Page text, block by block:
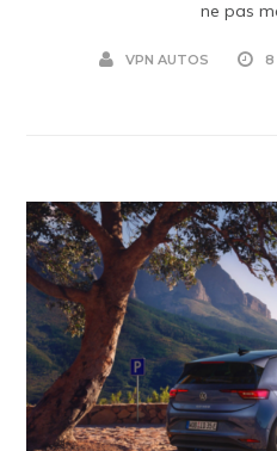
ne pas
VPN AUTOS 8